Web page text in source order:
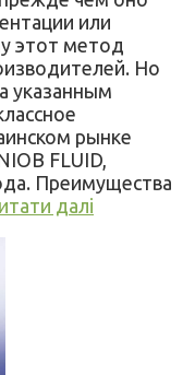
или
этот метод
Но
указанным
рынке
FLUID,
Преимущества
далі